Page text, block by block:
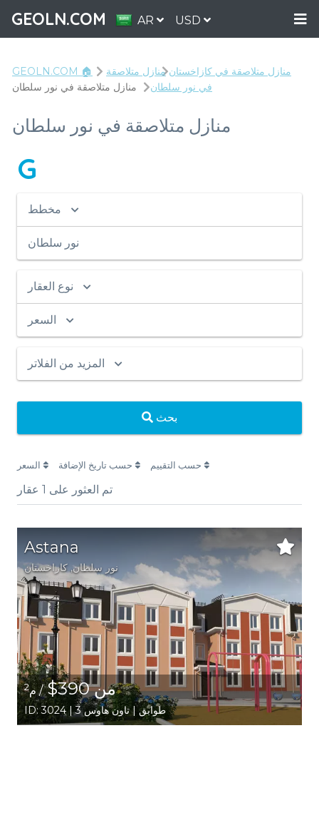
GEOLN.COM AR USD
GEOLN.COM 🏠 منازل متلاصقة في كازاخستان منازل متلاصقة
في نور سلطان
منازل متلاصقة في نور سلطان
منازل متلاصقة في نور سلطان
G
نور سلطان
نوع العقار
السعر
المزيد من الفلاتر
بحث
تم العثور على 1 عقار
Astana
نور سلطان, كازاخستان
من 390$ / م2
ID: 3024 | 3 طوابق | تاون هاوس